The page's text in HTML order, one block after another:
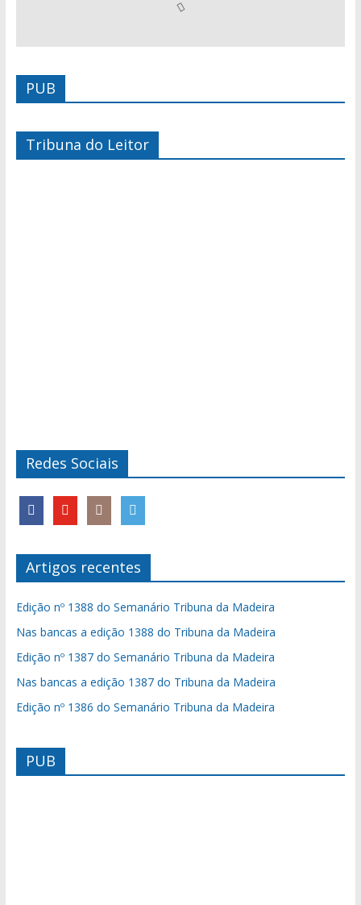
PUB
Tribuna do Leitor
Redes Sociais
Artigos recentes
Edição nº 1388 do Semanário Tribuna da Madeira
Nas bancas a edição 1388 do Tribuna da Madeira
Edição nº 1387 do Semanário Tribuna da Madeira
Nas bancas a edição 1387 do Tribuna da Madeira
Edição nº 1386 do Semanário Tribuna da Madeira
PUB